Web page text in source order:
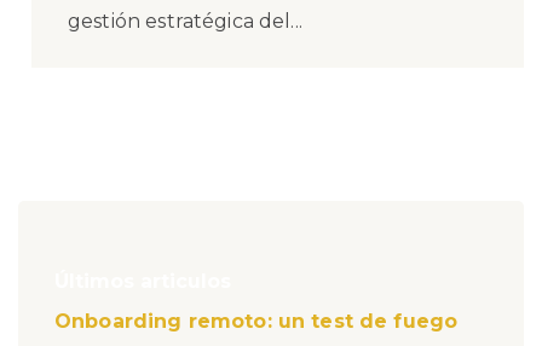
gestión estratégica del...
Onboarding remoto: un test de fuego